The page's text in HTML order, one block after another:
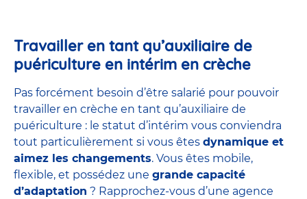
Travailler en tant qu’auxiliaire de
puériculture en intérim en crèche
Pas forcément besoin d’être salarié pour pouvoir
travailler en crèche en tant qu’auxiliaire de
puériculture : le statut d’intérim vous conviendra
tout particulièrement si vous êtes dynamique et
aimez les changements. Vous êtes mobile,
flexible, et possédez une grande capacité
d’adaptation ? Rapprochez-vous d’une agence